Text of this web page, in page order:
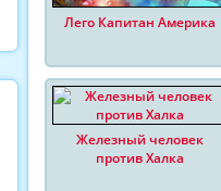
Лего Капитан Америка
Железный человек
против Халка